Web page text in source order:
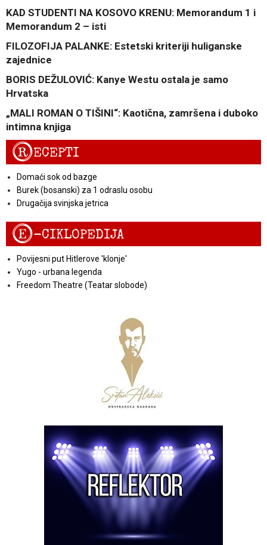
KAD STUDENTI NA KOSOVO KRENU: Memorandum 1 i
Memorandum 2 – isti
FILOZOFIJA PALANKE: Estetski kriteriji huliganske
zajednice
BORIS DEŽULOVIĆ: Kanye Westu ostala je samo
Hrvatska
„MALI ROMAN O TIŠINI“: Kaotična, zamršena i duboko
intimna knjiga
RECEPTI
Domaći sok od bazge
Burek (bosanski) za 1 odraslu osobu
Drugačija svinjska jetrica
E-CIKLOPEDIJA
Povijesni put Hitlerove 'klonje'
Yugo - urbana legenda
Freedom Theatre (Teatar slobode)